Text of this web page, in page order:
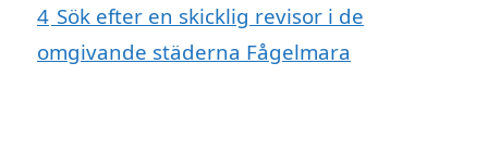
4 Sök efter en skicklig revisor i de
omgivande städerna Fågelmara